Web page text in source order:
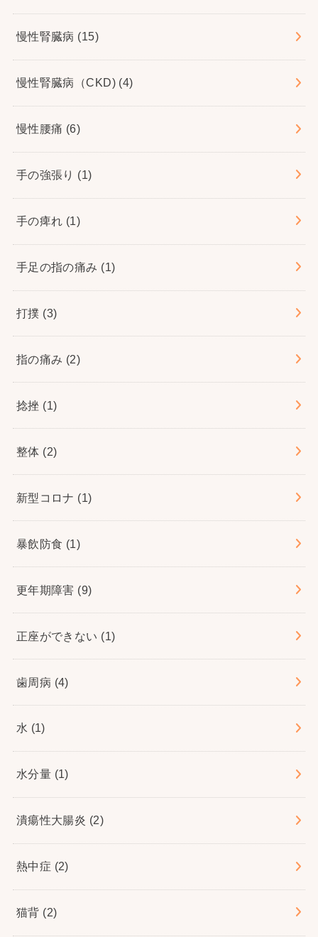
慢性腎臓病 (15)
慢性腎臓病（CKD) (4)
慢性腰痛 (6)
手の強張り (1)
手の痺れ (1)
手足の指の痛み (1)
打撲 (3)
指の痛み (2)
捻挫 (1)
整体 (2)
新型コロナ (1)
暴飲防食 (1)
更年期障害 (9)
正座ができない (1)
歯周病 (4)
水 (1)
水分量 (1)
潰瘍性大腸炎 (2)
熱中症 (2)
猫背 (2)